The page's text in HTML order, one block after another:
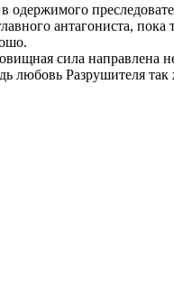
одержимого
антагониста,
сила направлена
любовь Разрушителя так